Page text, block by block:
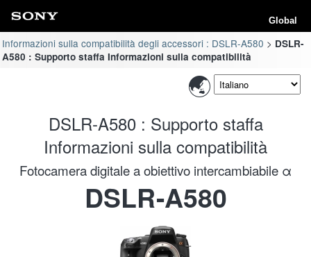
Global
Informazioni sulla compatibilità degli accessori : DSLR-A580
DSLR-
A580 : Supporto staffa Informazioni sulla compatibilità
DSLR-A580 : Supporto staffa
Informazioni sulla compatibilità
Fotocamera digitale a obiettivo intercambiabile α
DSLR-A580